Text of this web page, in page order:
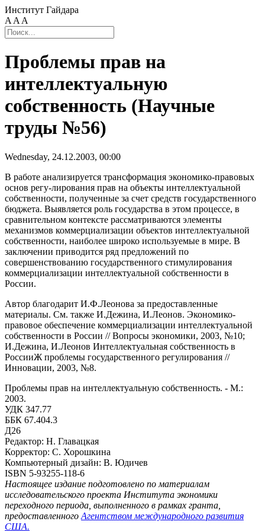
Институт Гайдара
A A A
Проблемы прав на
интеллектуальную
собственность (Научные
труды №56)
Wednesday, 24.12.2003, 00:00
В работе анализируется трансформация экономико-правовых
основ регу-лирования прав на объекты интеллектуальной
собственности, полученные за счет средств государственного
бюджета. Выявляется роль государства в этом процессе, в
сравнительном контексте рассматриваются элементы
механизмов коммерциализации объектов интеллектуальной
собственности, наиболее широко используемые в мире. В
заключении приводится ряд предложений по
совершенствованию государственного стимулирования
коммерциализации интеллектуальной собственности в
России.
Автор благодарит И.Ф.Леонова за предоставленные
материалы. См. также И.Дежина, И.Леонов. Экономико-
правовое обеспечение коммерциализации интеллектуальной
собственности в России // Вопросы экономики, 2003, №10;
И.Дежина, И.Леонов Интеллектуальная собственность в
РоссииЖ проблемы государственного регулирования //
Инновации, 2003, №8.
Проблемы прав на интеллектуальную собственность. - М.:
2003.
УДК 347.77
ББК 67.404.3
Д26
Редактор: Н. Главацкая
Корректор: С. Хорошкина
Компьютерный дизайн: В. Юдичев
ISBN 5-93255-118-6
Настоящее издание подготовлено по материалам
исследовательского проекта Института экономики
переходного периода, выполненного в рамках гранта,
предоставленного Агентством международного развития
США.